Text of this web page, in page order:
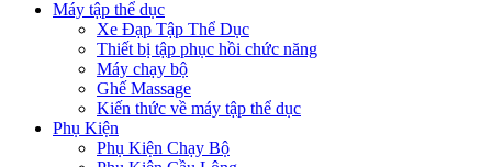
Máy tập thể dục
Xe Đạp Tập Thể Dục
Thiết bị tập phục hồi chức năng
Máy chạy bộ
Ghế Massage
Kiến thức về máy tập thể dục
Phụ Kiện
Phụ Kiện Chạy Bộ